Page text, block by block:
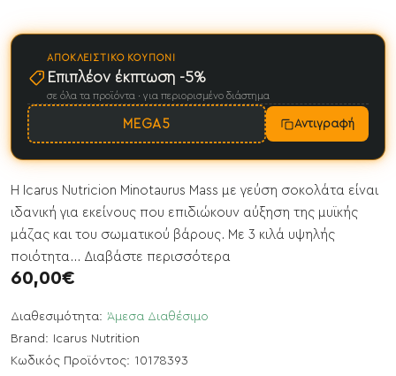
Διαθεσιμότητα: Άμεσα Διαθέσιμο
Brand:
Icarus Nutrition
Κωδικός Προϊόντος: 10178393
60,00€
ΑΠΟΚΛΕΙΣΤΙΚΌ ΚΟΥΠΌΝΙ
Επιπλέον έκπτωση -5%
σε όλα τα προϊόντα · για περιορισμένο διάστημα
MEGA5 Αντιγραφή
Η Icarus Nutricion Minotaurus Mass με γεύση σοκολάτα είναι
ιδανική για εκείνους που επιδιώκουν αύξηση της μυϊκής
μάζας και του σωματικού βάρους. Με 3 κιλά υψηλής
ποιότητα... Διαβάστε περισσότερα